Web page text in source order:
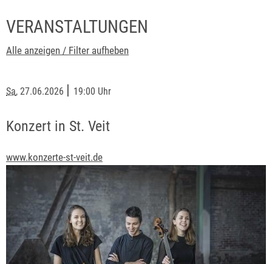
VERANSTALTUNGEN
Alle anzeigen / Filter aufheben
Sa, 27.06.2026 | 19:00 Uhr
Konzert in St. Veit
www.konzerte-st-veit.de